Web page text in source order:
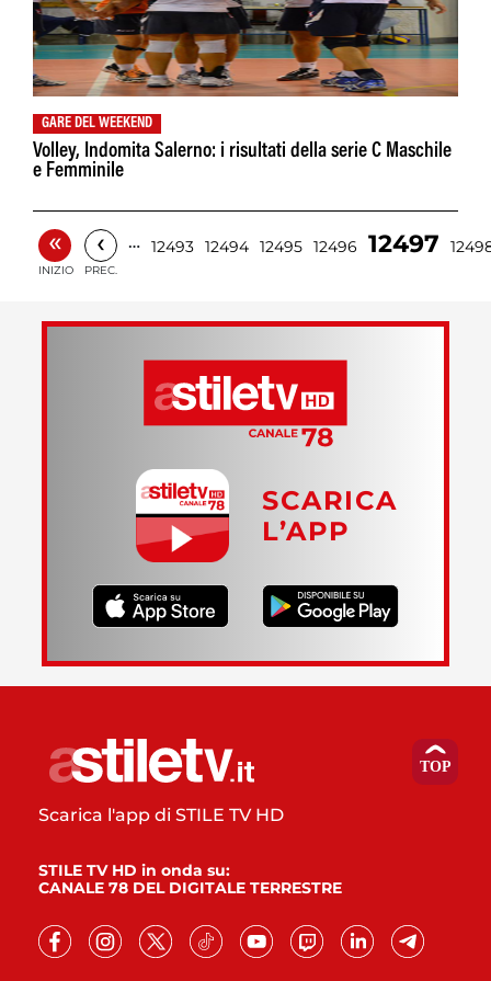
GARE DEL WEEKEND
Volley, Indomita Salerno: i risultati della serie C Maschile
e Femminile
«
INIZIO
‹
PREC.
… 12493 12494 12495 12496 12497
SCARICA
L’APP
Scarica l'app di STILE TV HD
STILE TV HD in onda su:
CANALE 78 DEL DIGITALE TERRESTRE